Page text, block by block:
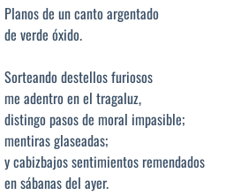
Planos de un canto argentado
de verde óxido.
Sorteando destellos furiosos
me adentro en el tragaluz,
distingo pasos de moral impasible;
mentiras glaseadas;
y cabizbajos sentimientos remendados
en sábanas del ayer.